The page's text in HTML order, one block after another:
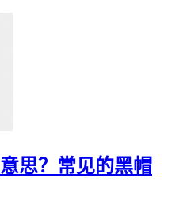
思？常见的黑帽